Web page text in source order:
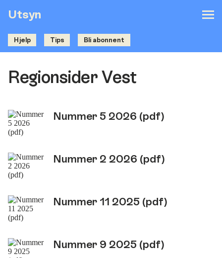
Utsyn
Hjelp Tips Bli abonnent
Regionsider Vest
Nummer 5 2026 (pdf)
Nummer 2 2026 (pdf)
Nummer 11 2025 (pdf)
Nummer 9 2025 (pdf)